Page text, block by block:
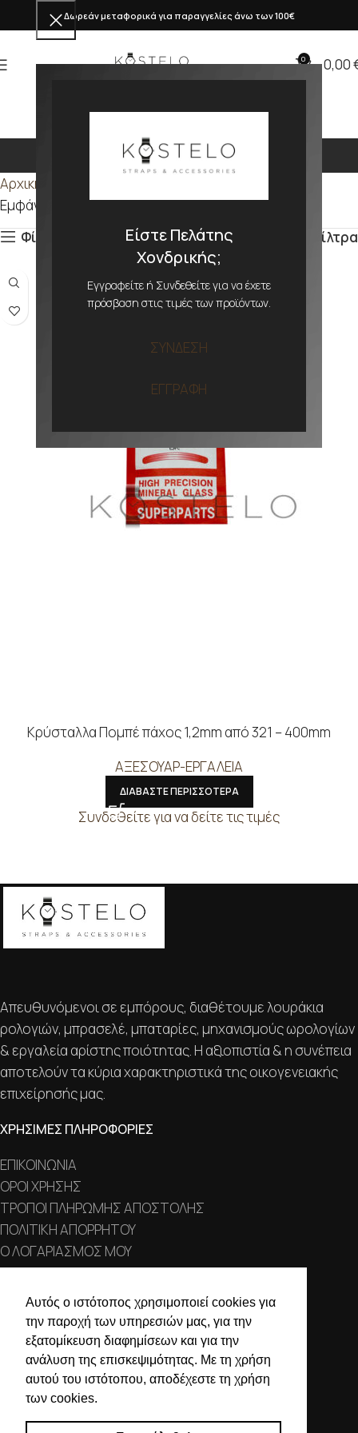
Είστε Πελάτης
Χονδρικής;
Εγγραφείτε ή Συνδεθείτε για να έχετε
πρόσβαση στις τιμές των προϊόντων.
ΣΥΝΔΕΣΗ
ΕΓΓΡΑΦΗ
Αυτός ο ιστότοπος χρησιμοποιεί cookies για
την παροχή των υπηρεσιών μας, για την
εξατομίκευση διαφημίσεων και για την
ανάλυση της επισκεψιμότητας. Με τη χρήση
αυτού του ιστότοπου, αποδέχεστε τη χρήση
των cookies.
Δωρεάν μεταφορικά για παραγγελίες άνω των 100€
0 0,00
394mm
Αρχική σελίδα
Εμφάνιση του μοναδικού αποτελέσματος
Φίλτρα
Φίλτρα
Κρύσταλλα Πομπέ πάχος 1,2mm από 321 – 400mm
ΑΞΕΣΟΥΑΡ-ΕΡΓΑΛΕΙΑ
ΔΙΑΒΑΣΤΕ ΠΕΡΙΣΣΟΤΕΡΑ
Συνδεθείτε για να δείτε τις τιμές
Απευθυνόμενοι σε εμπόρους, διαθέτουμε λουράκια
ρολογιών, μπρασελέ, μπαταρίες, μηχανισμούς ωρολογίων
& εργαλεία αρίστης ποιότητας. Η αξιοπιστία & η συνέπεια
αποτελούν τα κύρια χαρακτηριστικά της οικογενειακής
επιχείρησής μας.
ΧΡΗΣΙΜΕΣ ΠΛΗΡΟΦΟΡΙΕΣ
ΕΠΙΚΟΙΝΩΝΙΑ
ΟΡΟΙ ΧΡΗΣΗΣ
ΤΡΟΠΟΙ ΠΛΗΡΩΜΗΣ ΑΠΟΣΤΟΛΗΣ
ΠΟΛΙΤΙΚΗ ΑΠΟΡΡΗΤΟΥ
Ο ΛΟΓΑΡΙΑΣΜΟΣ ΜΟΥ
Χαλκιδικής 19, 546 43,
Θεσσαλονίκη
2310 839 188
2310 850 606